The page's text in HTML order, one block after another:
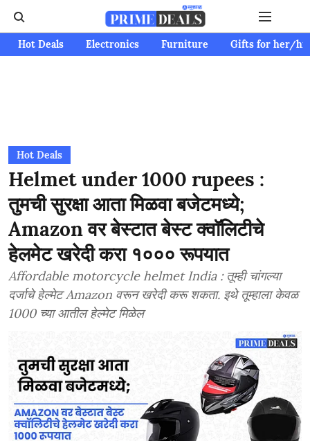
Hot Deals Electronics Furniture Gifts for her/
Hot Deals
Helmet under 1000 rupees :
तुमची सुरक्षा आता मिळवा बजेटमध्ये;
Amazon वर बेस्टात बेस्ट क्वॉलिटीचे
हेलमेट खरेदी करा १००० रूपयात
Affordable motorcycle helmet India : तूम्ही चांगल्या
दर्जाचे हेल्मेट Amazon वरून खरेदी करू शकता. इथे तूम्हाला केवळ
1000 च्या आतील हेल्मेट मिळेल